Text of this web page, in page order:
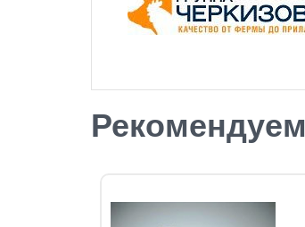
Рекомендуем